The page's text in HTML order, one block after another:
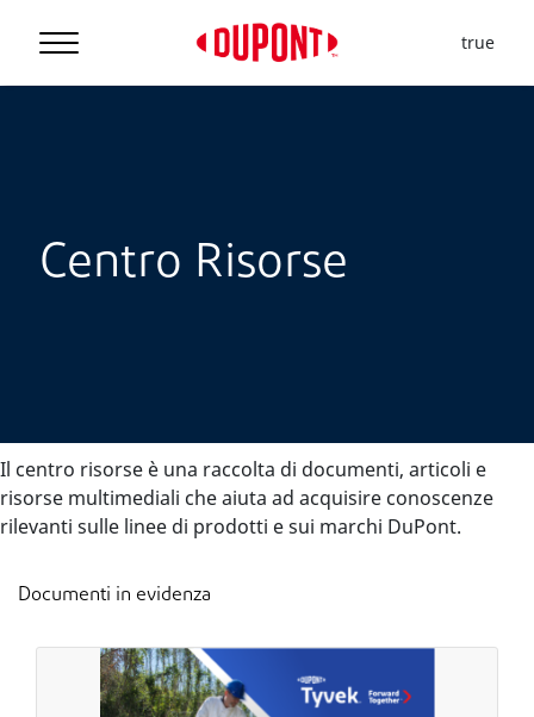
true
Centro Risorse
Il centro risorse è una raccolta di documenti, articoli e
risorse multimediali che aiuta ad acquisire conoscenze
rilevanti sulle linee di prodotti e sui marchi DuPont.
Documenti in evidenza